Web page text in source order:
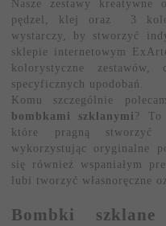
Nasze zestawy kreatywne
pędzel, klej oraz 3
wystarczy, by stworzyć
sklepie internetowym
kolorystyczne
specyficznych upodobań.
Komu szczególnie
bombkami szklanymi ? To
które pragną stworzyć
wykorzystując oryginalne
się również wspaniałym
lubi tworzyć własnoręczne
Bombki